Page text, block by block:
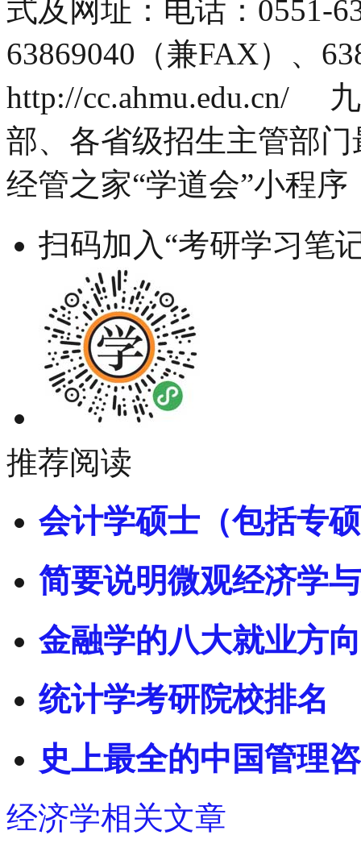
式及网址：电话：0551-
63869040（兼FAX）、
http://cc.ahmu.edu.cn/
部、各省级招生主管部
经管之家“学道会”小程序
扫码加入“考研学习笔
推荐阅读
会计学硕士（包括专
简要说明微观经济学
金融学的八大就业方
统计学考研院校排名
史上最全的中国管理
经济学相关文章